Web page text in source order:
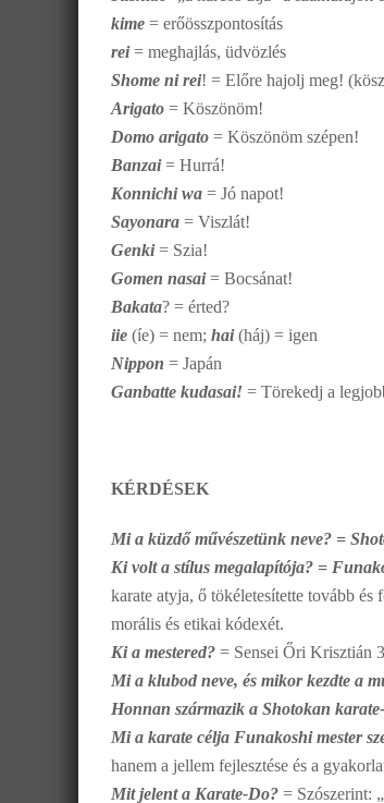
kime = erőösszpontosítás
rei= meghajlás, üdvözlés
Shome ni rei! = Előre hajolj meg!
Arigato = Köszönöm!
Domo arigato = Köszönöm szépen!
Banzai= Hurrá!
Konnichi wa = Jó napot!
Sayonara = Viszlát!
Genki= Szia!
Gomen nasai= Bocsánat!
Bakata? = érted?
iie (íe) = nem; hai(háj) = igen
Nippon = Japán
Ganbatte kudasai! = Törekedj a
KÉRDÉSEK
Mi a küzdő művészetünk neve? =
Ki volt a stílus megalapítója? =
karate atyja, ő tökéletesítette tovább és
morális és etikai kódexét.
Ki a mestered? = Sensei Őri Krisztián
Mi a klubod neve, és mikor kezdte a
Honnan származik a Shotokan
Mi a karate célja Funakoshi mester
hanem a jellem fejlesztése és a
Mit jelent a Karate-Do? = Szószerint: